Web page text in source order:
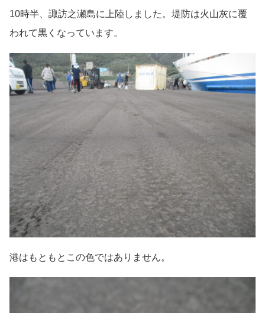
10時半、諏訪之瀬島に上陸しました。堤防は火山灰に覆
われて黒くなっています。
港はもともとこの色ではありません。